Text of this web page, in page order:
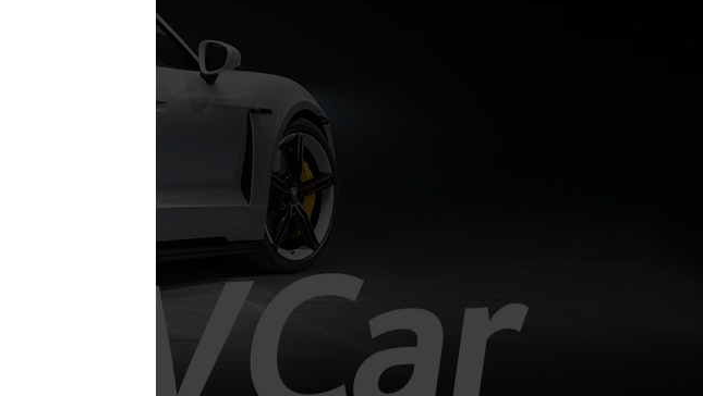
ตัว)...